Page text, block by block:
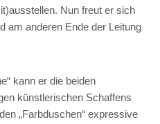
Nun freut er sich
am anderen Ende der Leitung
kann er die beiden
künstlerischen Schaffens
„Farbduschen“ expressive